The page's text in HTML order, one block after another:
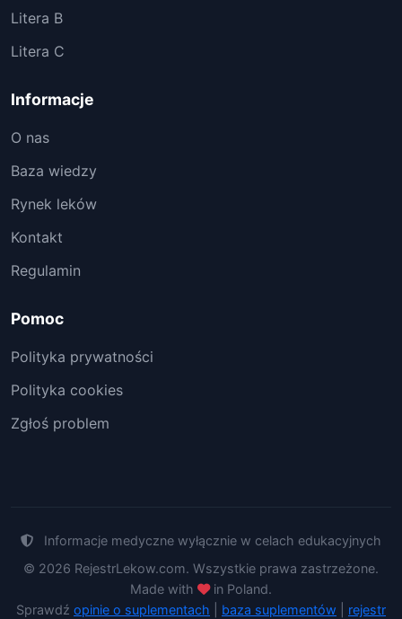
Litera B
Litera C
Informacje
O nas
Baza wiedzy
Rynek leków
Kontakt
Regulamin
Pomoc
Polityka prywatności
Polityka cookies
Zgłoś problem
Informacje medyczne wyłącznie w celach edukacyjnych
© 2026 RejestrLekow.com. Wszystkie prawa zastrzeżone.
Made with
in Poland.
Sprawdź opinie o suplementach baza suplementów rejestr